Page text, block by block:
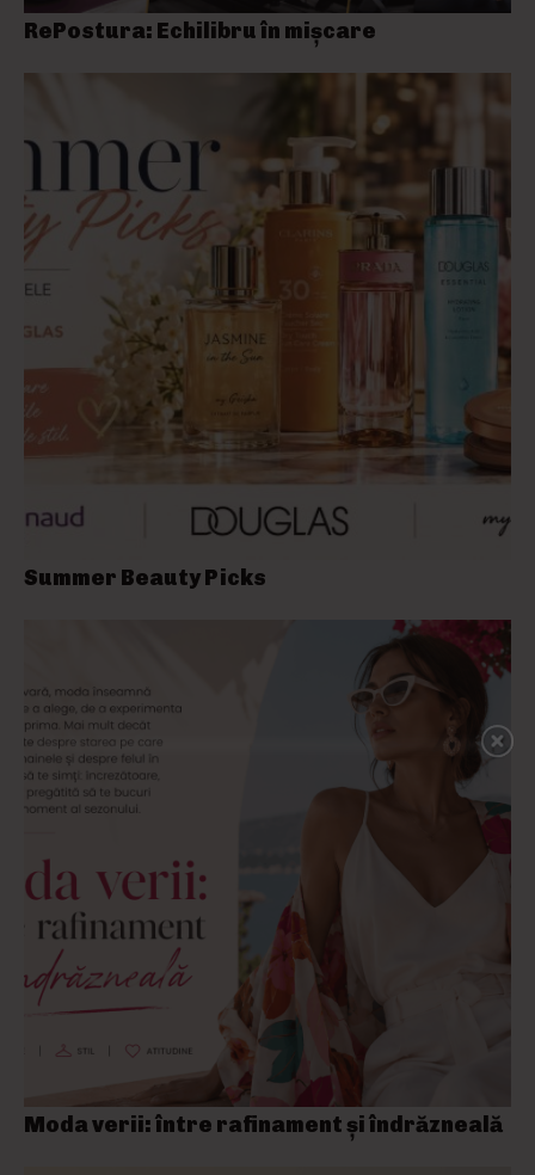
RePostura: Echilibru în mișcare
Summer Beauty Picks
Moda verii: între rafinament și îndrăzneală